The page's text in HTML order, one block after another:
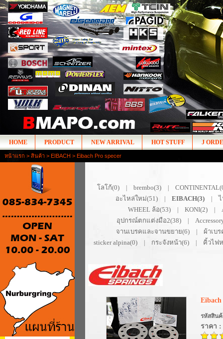
HOME PRODUCT NEW ARRIVAL HOT STUFF J
หน้าแรก > สินค้า > EIBACH > Eibach Pro specer
โลโก้(0) brembo(3)
อะไหล่ใหม่(51)
EIBACH(3)
WHEEL ล้อ(53)
KONI(2)
อุปกรณ์ตกแต่งมือ2(38)
จานเบรคและจานขยาย(6)
ผ้าเบร
sticker alpina(0)
กระจังหน้า(6) คิ้วไฟ
Eibach
รหัสสินค้
ราคา :